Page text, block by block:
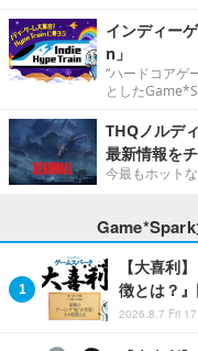
インディー
n」
“ハードコアゲ
とした
THQノルデ
最新情報を
今最もホット
【大喜利
徴とは？』
2026.8.7 Fri